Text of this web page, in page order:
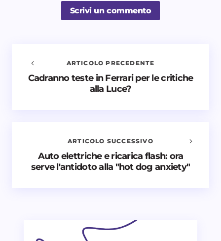
Scrivi un commento
Avvisami quando vengono aggiunti nuovi
ARTICOLO PRECEDENTE
Cadranno teste in Ferrari per le critiche
alla Luce?
ARTICOLO SUCCESSIVO
Auto elettriche e ricarica flash: ora
serve l'antidoto alla "hot dog anxiety"